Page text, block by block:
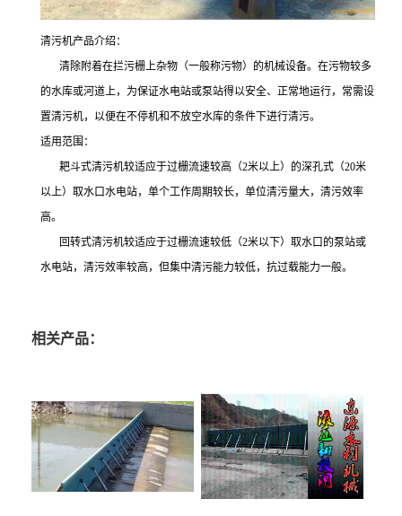
清污机产品介绍：
清除附着在拦污栅上杂物（一般称污物）的机械设备。在污物较多
的水库或河道上，为保证水电站或泵站得以安全、正常地运行，常需设
置清污机，以便在不停机和不放空水库的条件下进行清污。
适用范围：
耙斗式清污机较适应于过栅流速较高（2米以上）的深孔式（20米
以上）取水口水电站，单个工作周期较长，单位清污量大，清污效率
高。
回转式清污机较适应于过栅流速较低（2米以下）取水口的泵站或
水电站，清污效率较高，但集中清污能力较低，抗过载能力一般。
相关产品：